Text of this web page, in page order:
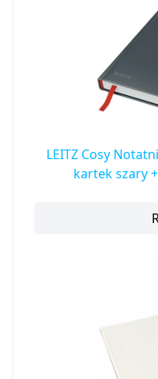
LEITZ Cosy
kartek szary